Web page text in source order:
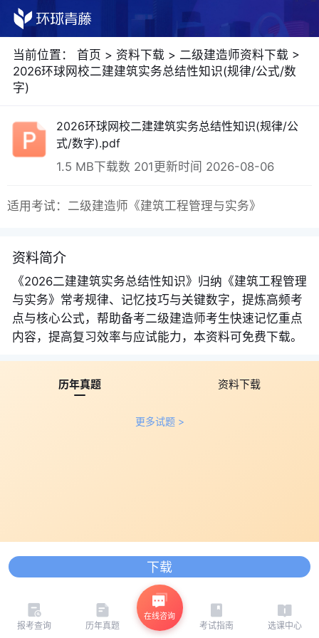
当前位置： 首页 > 资料下载 > 二级建造师资料下载 >
2026环球网校二建建筑实务总结性知识(规律/公式/数
字)
2026环球网校二建建筑实务总结性知识(规律/公
式/数字).pdf
1.5 MB下载数 201 更新时间 2026-08-06
下载
适用考试：二级建造师《建筑工程管理与实务》
资料简介
《2026二建建筑实务总结性知识》归纳《建筑工程管理
与实务》常考规律、记忆技巧与关键数字，提炼高频考
点与核心公式，帮助备考二级建造师考生快速记忆重点
内容，提高复习效率与应试能力，本资料可免费下载。
历年真题 资料下载
更多试题 >
报考查询 历年真题
在线咨询
考试指南 选课中心